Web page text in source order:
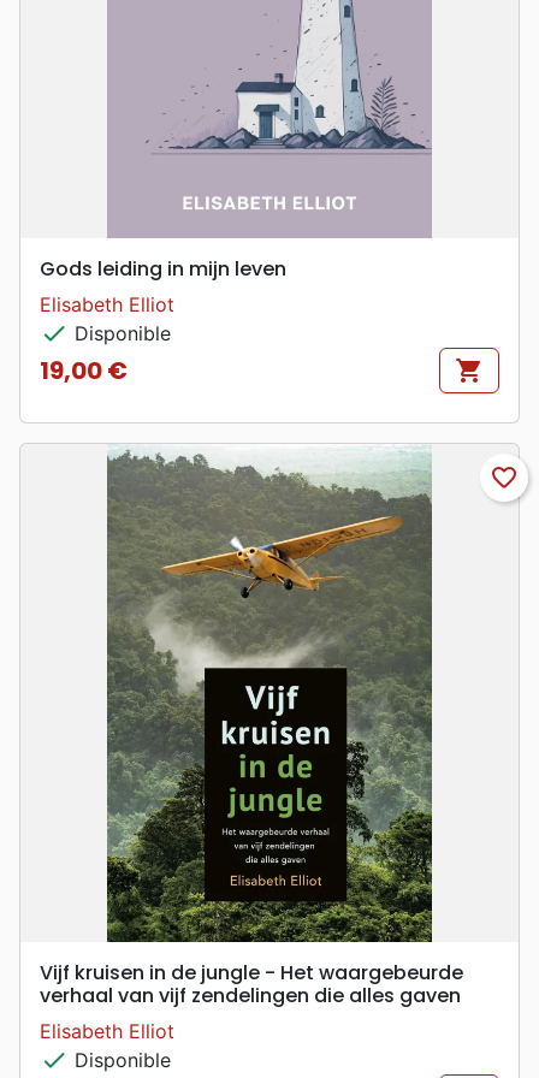
Gods leiding in mijn leven
Elisabeth Elliot
check Disponible
Prix
19,00 € shopping_cart
favorite_border
Vijf kruisen in de jungle - Het waargebeurde
verhaal van vijf zendelingen die alles gaven
Elisabeth Elliot
check Disponible